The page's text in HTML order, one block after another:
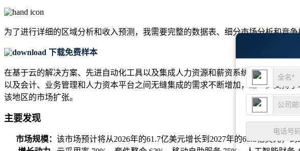
为了进行详细的区域分析和收入预测，我需要完整的数据表、细分市场分析和竞争
下载免费样本
在基于云的解决方案、先进自动化工具以及集成人力资源和薪资系统的快速采用
以及会计、业务管理和人力资本平台之间无缝集成的需求不断增加，进一步支持
该地区的市场扩张。
主要发现
市场规模： 该市场预计将从2026年的61.7亿美元增长到2027年的68.8亿美元，